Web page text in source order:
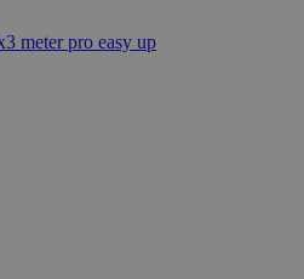
meter pro easy up